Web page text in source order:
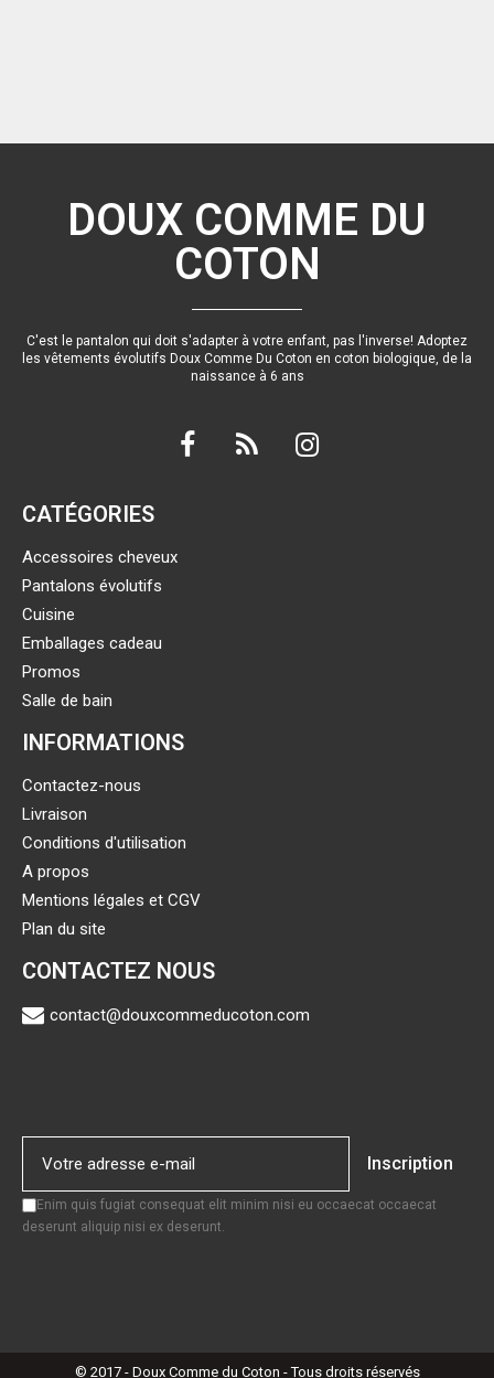
DOUX COMME DU
COTON
C'est le pantalon qui doit s'adapter à votre enfant, pas l'inverse! Adoptez
les vêtements évolutifs Doux Comme Du Coton en coton biologique, de la
naissance à 6 ans
CATÉGORIES
Accessoires cheveux
Pantalons évolutifs
Cuisine
Emballages cadeau
Promos
Salle de bain
INFORMATIONS
Contactez-nous
Livraison
Conditions d'utilisation
A propos
Mentions légales et CGV
Plan du site
CONTACTEZ NOUS
contact@douxcommeducoton.com
Inscription
Enim quis fugiat consequat elit minim nisi eu occaecat occaecat
deserunt aliquip nisi ex deserunt.
© 2017 - Doux Comme du Coton - Tous droits réservés